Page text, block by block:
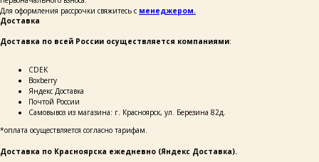
Для оформления рассрочки свяжитесь с менеджером.
Доставка
Доставка по всей России осуществляется компаниями:
СDEK
Boxberry
Яндекс Доставка
Почтой России
Самовывоз из магазина: г. Красноярск, ул. Березина 82д.
*оплата осуществляется согласно тарифам.
Доставка по Красноярска ежедневно (Яндекс Доставка).
ОСТАВЬТЕ СВОИ
ДАННЫЕ И МЫ СВЯЖЕМСЯ
+7